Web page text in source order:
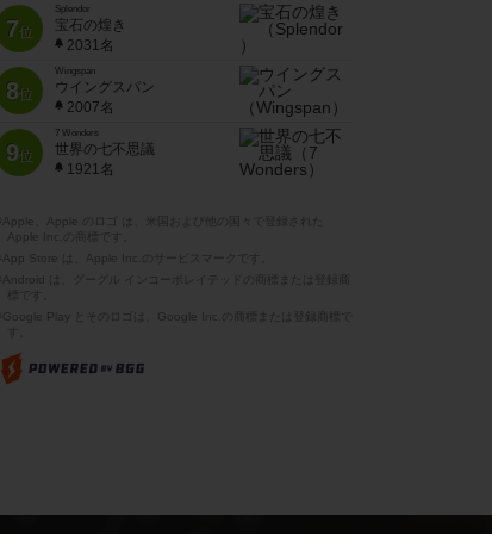
7位
Splendor
宝石の煌き
2031名
8位
Wingspan
ウイングスパン
2007名
9位
7 Wonders
世界の七不思議
1921名
※Apple、Apple のロゴ は、米国および他の国々で登録された
Apple Inc.の商標です。
※App Store は、Apple Inc.のサービスマークです。
※Android は、グーグル インコーポレイテッドの商標または登録商
※Google Play とそのロゴは、Google Inc.の商標または登録商標で